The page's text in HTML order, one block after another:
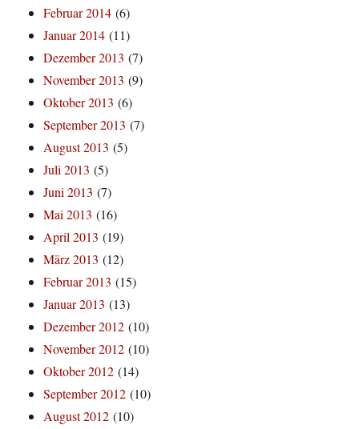
Februar 2014 (6)
Januar 2014 (11)
Dezember 2013 (7)
November 2013 (9)
Oktober 2013 (6)
September 2013 (7)
August 2013 (5)
Juli 2013 (5)
Juni 2013 (7)
Mai 2013 (16)
April 2013 (19)
März 2013 (12)
Februar 2013 (15)
Januar 2013 (13)
Dezember 2012 (10)
November 2012 (10)
Oktober 2012 (14)
September 2012 (10)
August 2012 (10)